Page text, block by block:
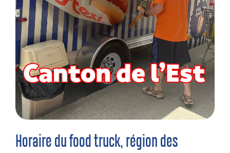
Horaire du food truck, région des